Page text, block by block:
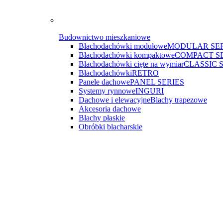
Budownictwo mieszkaniowe
Blachodachówki modułoweMODULAR
Blachodachówki kompaktoweCOMPACT
Blachodachówki cięte na wymiarCLASSIC
BlachodachówkiRETRO
Panele dachowePANEL SERIES
Systemy rynnoweINGURI
Dachowe i elewacyjneBlachy trapezowe
Akcesoria dachowe
Blachy płaskie
Obróbki blacharskie